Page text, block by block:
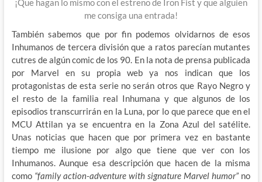
¡Que hagan lo mismo con el estreno de Iron Fist y que alguien
me consiga una entrada!
También sabemos que por fin podemos olvidarnos de esos
Inhumanos de tercera división que a ratos parecían mutantes
cutres de algún comic de los 90. En la nota de prensa publicada
por Marvel en su propia web ya nos indican que los
protagonistas de esta serie no serán otros que Rayo Negro y
el resto de la familia real Inhumana y que algunos de los
episodios transcurrirán en la Luna, por lo que parece que en el
MCU Attilan ya se encuentra en la Zona Azul del satélite.
Unas noticias que hacen que por primera vez en bastante
tiempo me ilusione por algo que tiene que ver con los
Inhumanos. Aunque esa descripción que hacen de la misma
como “family action-adventure with signature Marvel humor” no